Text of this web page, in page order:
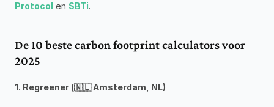
Protocol en SBTi.
De 10 beste carbon footprint calculators voor
2025
1. Regreener (🇳🇱 Amsterdam, NL)